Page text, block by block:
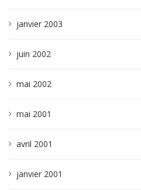
janvier 2003
juin 2002
mai 2002
mai 2001
avril 2001
janvier 2001